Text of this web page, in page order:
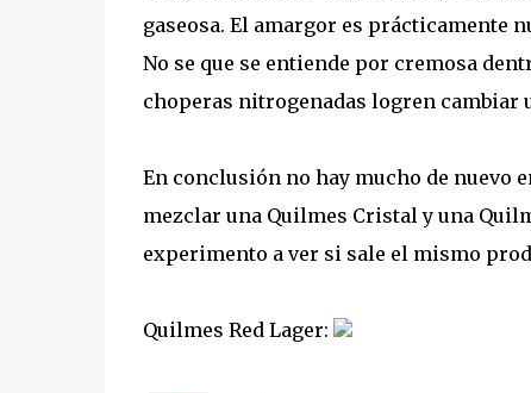
gaseosa. El amargor es prácticamente
No se que se entiende por cremosa
choperas nitrogenadas logren cambiar
En conclusión no hay mucho de nuevo
mezclar una Quilmes Cristal y una
experimento a ver si sale el mismo
Quilmes Red Lager: